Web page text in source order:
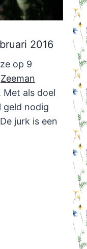
2016
op 9
Zeeman
als doel
geld nodig
jurk is een